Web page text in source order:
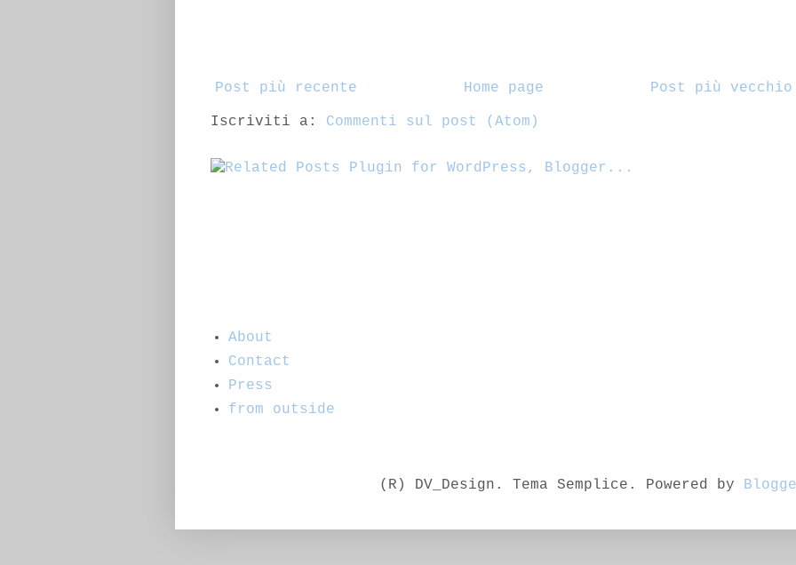
Post più recente Post più vecchio
Home page
Iscriviti a: Commenti sul post (Atom)
About
Contact
Press
from outside
(R) DV_Design. Tema Semplice. Powered by